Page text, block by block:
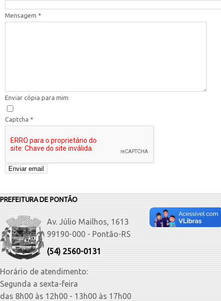
Mensagem *
Enviar cópia para mim
Captcha *
PREFEITURA DE PONTÃO
Av. Júlio Mailhos, 1613
99190-000 - Pontão-RS
(54) 2560-0131
Horário de atendimento:
Segunda a sexta-feira
das 8h00 às 12h00 - 13h00 às 17h00